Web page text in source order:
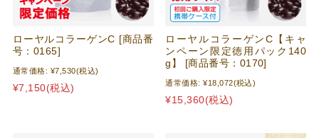
ローヤルコラーゲンC [商品番
号：0165]
通常価格: ¥7,530(税込)
¥7,150(税込)
ローヤルコラーゲンC【キャ
ンペーン限定徳用パック140
g】 [商品番号：0170]
通常価格: ¥18,072(税込)
¥15,360(税込)